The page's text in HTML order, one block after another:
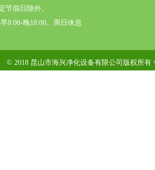
节假日除外。
8:00-晚18:00。周日休息
© 2018 昆山市海兴净化设备有限公司版权所有